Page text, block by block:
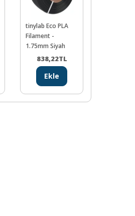
tinylab Eco PLA
Filament -
1.75mm Siyah
838,22TL
Ekle